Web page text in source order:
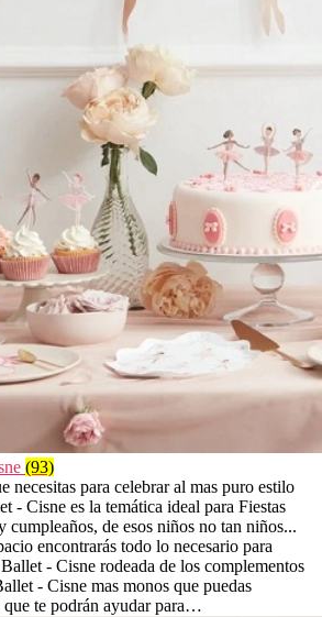
(93)
necesitas para celebrar al mas puro estilo
- Cisne es la temática ideal para Fiestas
cumpleaños, de esos niños no tan niños...
encontrarás todo lo necesario para
- Cisne rodeada de los complementos
- Cisne mas monos que puedas
te podrán ayudar para…